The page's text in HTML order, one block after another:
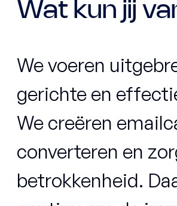
Wat kun jij
We voeren
gerichte en
We creëren
converteren en
betrokkenheid.